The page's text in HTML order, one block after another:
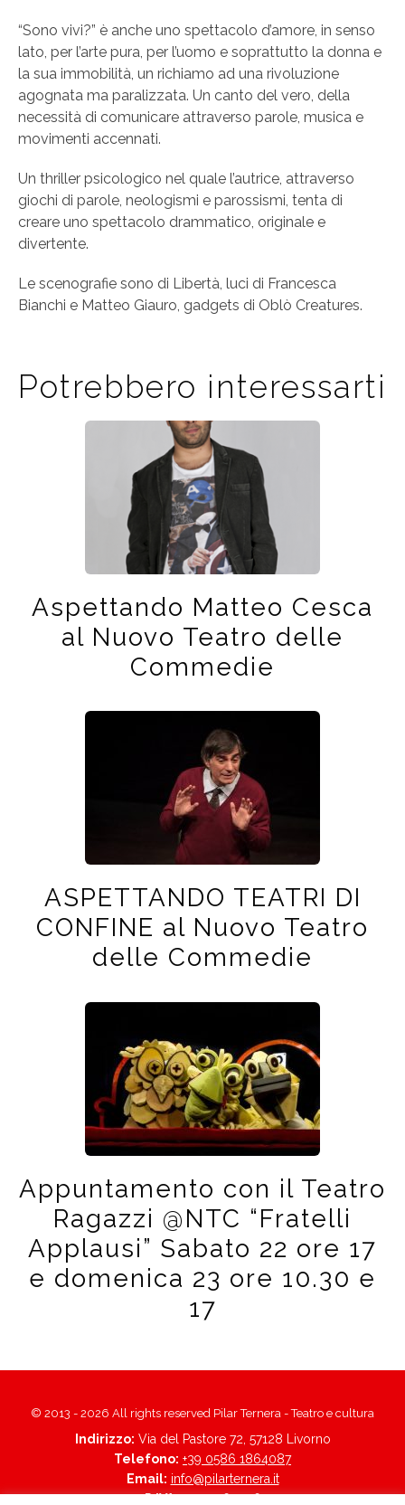
“Sono vivi?” è anche uno spettacolo d’amore, in senso
lato, per l’arte pura, per l’uomo e soprattutto la donna e
la sua immobilità, un richiamo ad una rivoluzione
agognata ma paralizzata. Un canto del vero, della
necessità di comunicare attraverso parole, musica e
movimenti accennati.
Un thriller psicologico nel quale l’autrice, attraverso
giochi di parole, neologismi e parossismi, tenta di
creare uno spettacolo drammatico, originale e
divertente.
Le scenografie sono di Libertà, luci di Francesca
Bianchi e Matteo Giauro, gadgets di Oblò Creatures.
Potrebbero interessarti
Aspettando Matteo Cesca
al Nuovo Teatro delle
Commedie
ASPETTANDO TEATRI DI
CONFINE al Nuovo Teatro
delle Commedie
Appuntamento con il Teatro
Ragazzi @NTC “Fratelli
Applausi” Sabato 22 ore 17
e domenica 23 ore 10.30 e
17
© 2013 - 2026 All rights reserved Pilar Ternera - Teatro e cultura
Indirizzo: Via del Pastore 72, 57128 Livorno
Telefono: +39 0586 1864087
Email: info@pilarternera.it
P.IVA:01705560496